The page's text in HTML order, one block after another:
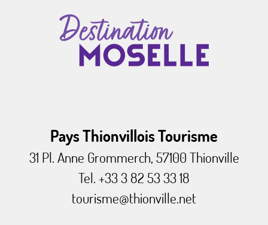
Pays Thionvillois Tourisme
31 Pl. Anne Grommerch, 57100 Thionville
Tel. +33 3 82 53 33 18
tourisme@thionville.net